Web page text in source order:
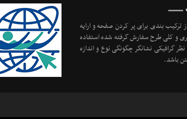
ترکیب بندی برای پر کردن صفحه و ارایه
و کلی طرح سفارش گرفته شده استفاده
نظر گرافیکی نشانگر چگونگی نوع و اندازه
باشد.